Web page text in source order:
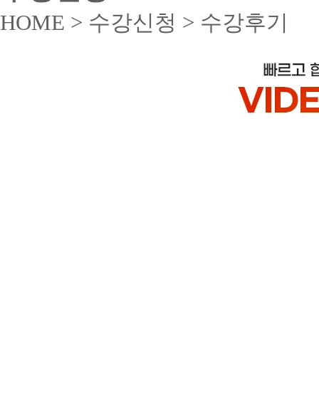
HOME > 수강신청 > 수강후기